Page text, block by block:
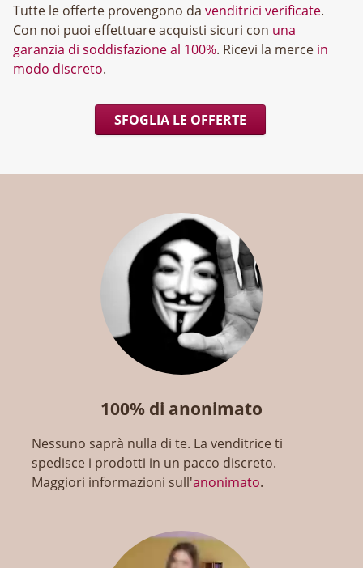
Tutte le offerte provengono da venditrici verificate.
Con noi puoi effettuare acquisti sicuri con una
garanzia di soddisfazione al 100%. Ricevi la merce in
modo discreto.
SFOGLIA LE OFFERTE
100% di anonimato
Nessuno saprà nulla di te. La venditrice ti
spedisce i prodotti in un pacco discreto.
Maggiori informazioni sull'anonimato.